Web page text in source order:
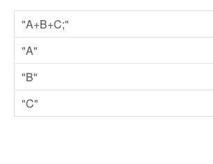
"A+B+C;"
"A"
"B"
"C"